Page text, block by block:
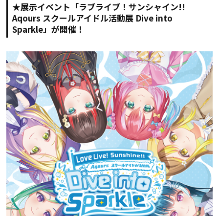
★展示イベント「ラブライブ！サンシャイン!!
Aqours スクールアイドル活動展 Dive into
Sparkle」が開催！